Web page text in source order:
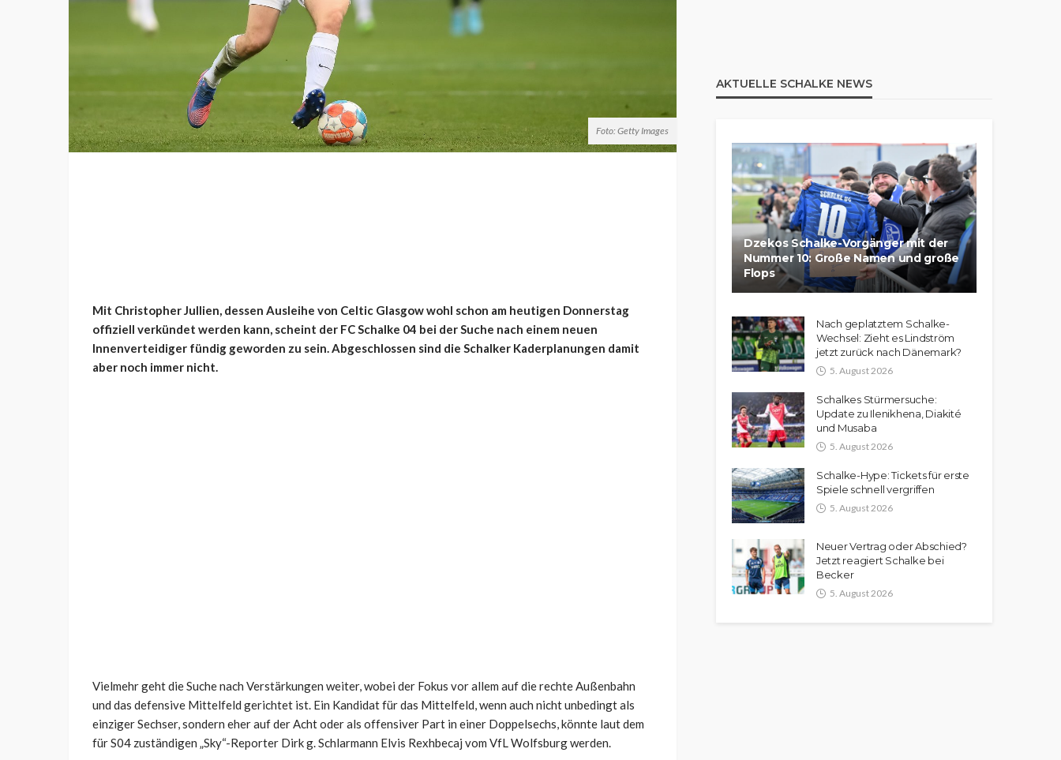
Foto: Getty Images
Mit Christopher Jullien, dessen Ausleihe von Celtic Glasgow wohl schon am heutigen Donnerstag
offiziell verkündet werden kann, scheint der FC Schalke 04 bei der Suche nach einem neuen
Innenverteidiger fündig geworden zu sein. Abgeschlossen sind die Schalker Kaderplanungen damit
aber noch immer nicht.
Vielmehr geht die Suche nach Verstärkungen weiter, wobei der Fokus vor allem auf die rechte Außenbahn
und das defensive Mittelfeld gerichtet ist. Ein Kandidat für das Mittelfeld, wenn auch nicht unbedingt als
einziger Sechser, sondern eher auf der Acht oder als offensiver Part in einer Doppelsechs, könnte laut dem
für S04 zuständigen „Sky“-Reporter Dirk g. Schlarmann Elvis Rexhbecaj vom VfL Wolfsburg werden.
AKTUELLE SCHALKE NEWS
Dzekos Schalke-Vorgänger mit der
Nummer 10: Große Namen und große
Flops
Nach geplatztem Schalke-
Wechsel: Zieht es Lindström
jetzt zurück nach Dänemark?
5. August 2026
Schalkes Stürmersuche:
Update zu Ilenikhena, Diakité
und Musaba
5. August 2026
Schalke-Hype: Tickets für erste
Spiele schnell vergriffen
5. August 2026
Neuer Vertrag oder Abschied?
Jetzt reagiert Schalke bei
Becker
5. August 2026